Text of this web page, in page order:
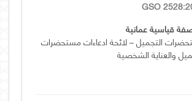
GSO
قياسية عمانية
التجميل – لائحة ادعاءات مستحضرات
والعناية الشخصية